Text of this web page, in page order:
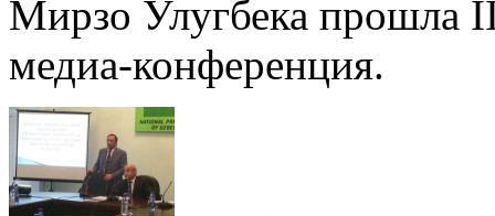
Мирзо Улугбека прошла
медиа-конференция.